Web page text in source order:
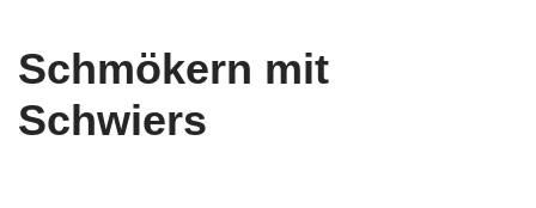
Schmökern mit
Schwiers